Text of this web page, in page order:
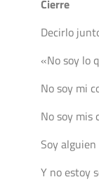
Cierre
Decirlo
«No soy lo
No soy mi
No soy mis
Soy
Y no estoy